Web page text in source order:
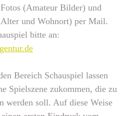
(Amateur Bilder) und
und Wohnort) per Mail.
bitte an:
Bereich Schauspiel lassen
Spielszene zukommen, die zu
werden soll. Auf diese Weise